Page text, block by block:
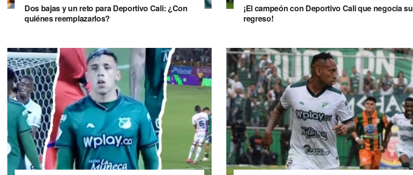
Dos bajas y un reto para Deportivo Cali: ¿Con
quiénes reemplazarlos?
¡El campeón con Deportivo Cali que negocia su
regreso!